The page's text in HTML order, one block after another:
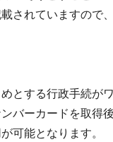
されていますので
とする行政手続が
バーカードを取得
可能となります。